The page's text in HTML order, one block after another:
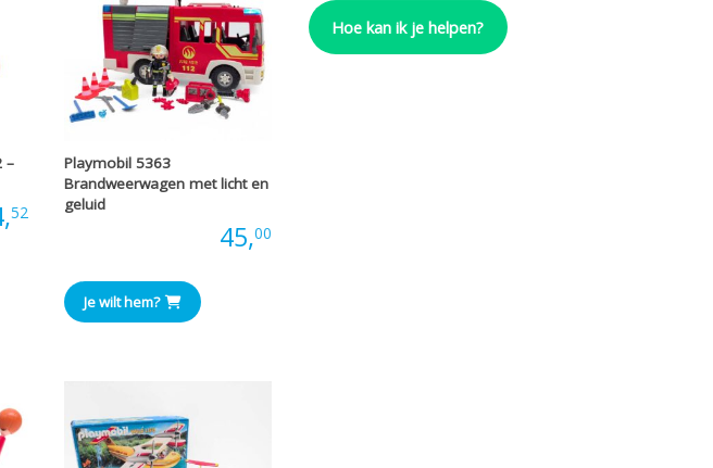
–
52
Playmobil 5363
Brandweerwagen met licht en
geluid
45,00
Je wilt hem?
Hoe kan ik je helpen?